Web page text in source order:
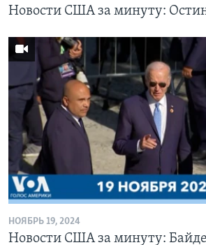
Новости США за минуту:
НОЯБРЬ 19, 2024
Новости США за минуту: